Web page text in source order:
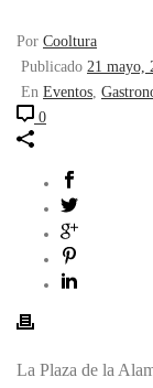
Por Cooltura
Publicado 21 mayo,
En Eventos,
0
La Plaza de la